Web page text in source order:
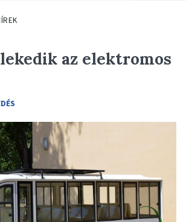
az elektromos